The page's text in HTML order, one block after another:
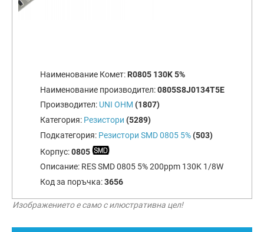
Наименование Комет: R0805 130K 5%
Наименование производител:0805S8J0134T5E
Производител: UNI OHM (1807)
Категория: Резистори (5289)
Подкатегория: Резистори SMD 0805 5% (503)
Корпус:0805
Описание: RES SMD 0805 5% 200ppm 130K 1/8W
Код за поръчка:3656
Изображението е само с илюстративна цел!